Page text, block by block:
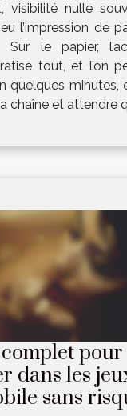
visibilité nulle
l’impression de
le papier,
tout, et l’on
quelques minutes,
chaîne et attendre
pour
dans les
sans